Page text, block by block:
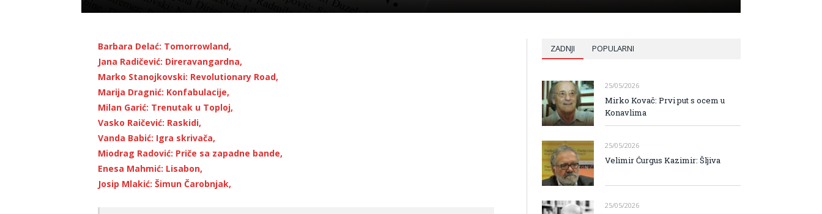
Barbara Delać: Tomorrowland,
Jana Radičević: Direravangardna,
Marko Stanojkovski: Revolutionary Road,
Marija Dragnić: Konfabulacije,
Milan Garić: Trenutak u Toploj,
Vasko Raičević: Raskidi,
Vanda Babić: Igra skrivača,
Miodrag Radović: Priče sa zapadne bande,
Enesa Mahmić: Lisabon,
Josip Mlakić: Šimun Čarobnjak,
ZADNJI POPULARNI
25/05/2026
Mirko Kovač: Prvi put s ocem u
Konavlima
25/05/2026
Velimir Ćurgus Kazimir: Šljiva
25/05/2026